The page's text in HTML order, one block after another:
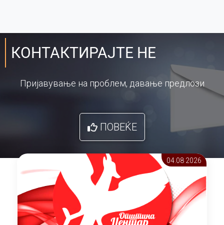
КОНТАКТИРАЈТЕ НЕ
Пријавување на проблем, давање предлози
ПОВЕЌЕ
04.08 2026